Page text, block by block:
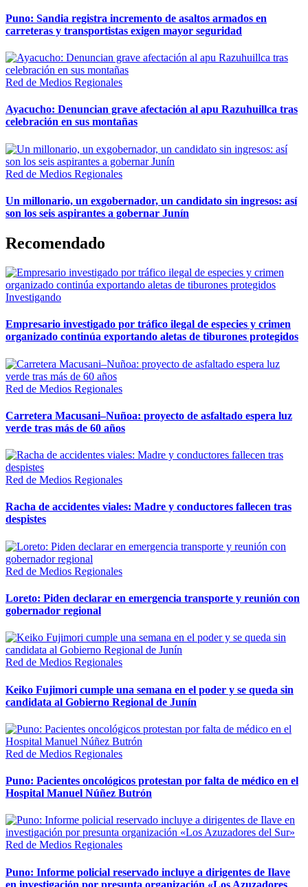
Puno: Sandia registra incremento de asaltos armados en
carreteras y transportistas exigen mayor seguridad
Red de Medios Regionales
Ayacucho: Denuncian grave afectación al apu Razuhuillca tras
celebración en sus montañas
Red de Medios Regionales
Un millonario, un exgobernador, un candidato sin ingresos: así
son los seis aspirantes a gobernar Junín
Recomendado
Investigando
Empresario investigado por tráfico ilegal de especies y crimen
organizado continúa exportando aletas de tiburones protegidos
Red de Medios Regionales
Carretera Macusani–Nuñoa: proyecto de asfaltado espera luz
verde tras más de 60 años
Red de Medios Regionales
Racha de accidentes viales: Madre y conductores fallecen tras
despistes
Red de Medios Regionales
Loreto: Piden declarar en emergencia transporte y reunión con
gobernador regional
Red de Medios Regionales
Keiko Fujimori cumple una semana en el poder y se queda sin
candidata al Gobierno Regional de Junín
Red de Medios Regionales
Puno: Pacientes oncológicos protestan por falta de médico en el
Hospital Manuel Núñez Butrón
Red de Medios Regionales
Puno: Informe policial reservado incluye a dirigentes de Ilave
en investigación por presunta organización «Los Azuzadores